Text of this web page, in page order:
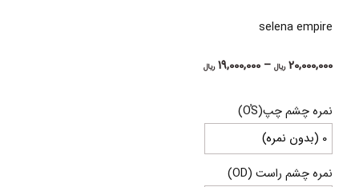
selena empire
20,000,000 ریال –
19,000,000 ریالPrice
نمره چشم چپ(OُS)
نمره چشم راست (OD)